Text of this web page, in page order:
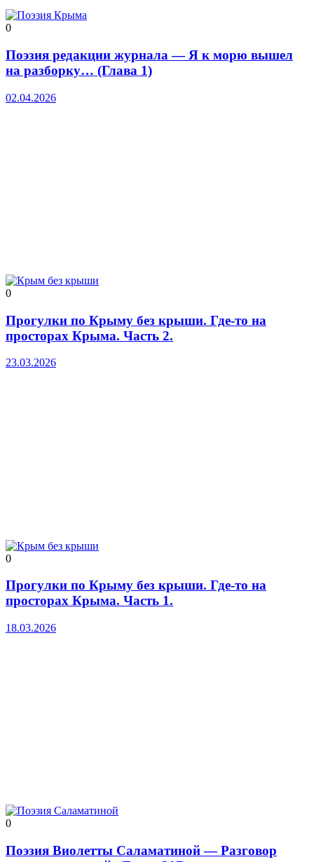
0
Поэзия редакции журнала — Я к морю вышел
на разборку… (Глава 1)
02.04.2026
0
Прогулки по Крыму без крыши. Где-то на
просторах Крыма. Часть 2.
23.03.2026
0
Прогулки по Крыму без крыши. Где-то на
просторах Крыма. Часть 1.
18.03.2026
0
Поэзия Виолетты Саламатиной — Разговор